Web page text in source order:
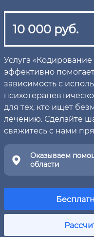
10 000 руб.
Услуга
эффективно
зависимость с
для тех, кто ищет
лечению. Сделайте
свяжитесь с нами
Оказываем
области